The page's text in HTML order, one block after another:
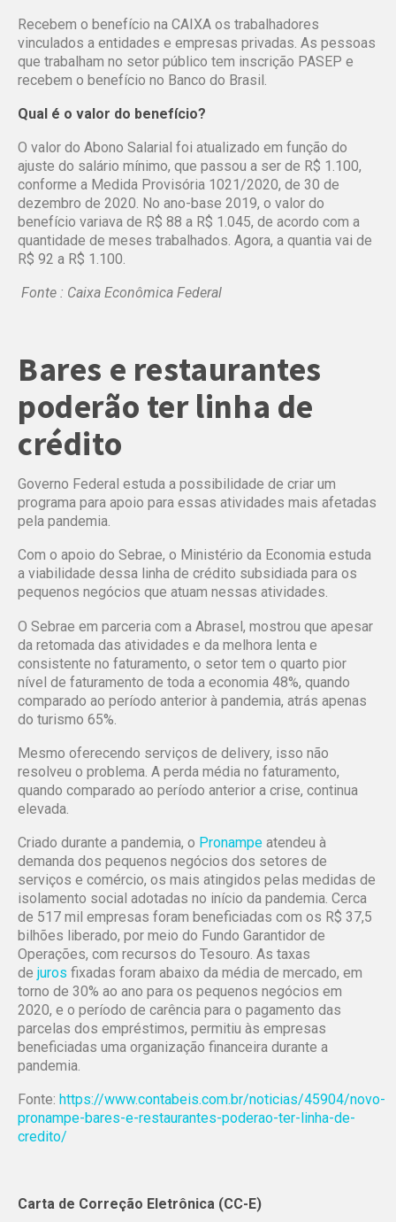
Recebem o benefício na CAIXA os trabalhadores
vinculados a entidades e empresas privadas. As pessoas
que trabalham no setor público tem inscrição PASEP e
recebem o benefício no Banco do Brasil.
Qual é o valor do benefício?
O valor do Abono Salarial foi atualizado em função do
ajuste do salário mínimo, que passou a ser de R$ 1.100,
conforme a Medida Provisória 1021/2020, de 30 de
dezembro de 2020. No ano-base 2019, o valor do
benefício variava de R$ 88 a R$ 1.045, de acordo com a
quantidade de meses trabalhados. Agora, a quantia vai de
R$ 92 a R$ 1.100.
Fonte : Caixa Econômica Federal
Bares e restaurantes
poderão ter linha de
crédito
Governo Federal estuda a possibilidade de criar um
programa para apoio para essas atividades mais afetadas
pela pandemia.
Com o apoio do Sebrae, o Ministério da Economia estuda
a viabilidade dessa linha de crédito subsidiada para os
pequenos negócios que atuam nessas atividades.
O Sebrae em parceria com a Abrasel, mostrou que apesar
da retomada das atividades e da melhora lenta e
consistente no faturamento, o setor tem o quarto pior
nível de faturamento de toda a economia 48%, quando
comparado ao período anterior à pandemia, atrás apenas
do turismo 65%.
Mesmo oferecendo serviços de delivery, isso não
resolveu o problema. A perda média no faturamento,
quando comparado ao período anterior a crise, continua
elevada.
Criado durante a pandemia, o Pronampe atendeu à
demanda dos pequenos negócios dos setores de
serviços e comércio, os mais atingidos pelas medidas de
isolamento social adotadas no início da pandemia. Cerca
de 517 mil empresas foram beneficiadas com os R$ 37,5
bilhões liberado, por meio do Fundo Garantidor de
Operações, com recursos do Tesouro. As taxas
de juros fixadas foram abaixo da média de mercado, em
torno de 30% ao ano para os pequenos negócios em
2020, e o período de carência para o pagamento das
parcelas dos empréstimos, permitiu às empresas
beneficiadas uma organização financeira durante a
pandemia.
Fonte: https://www.contabeis.com.br/noticias/45904/novo-
pronampe-bares-e-restaurantes-poderao-ter-linha-de-
credito/
Carta de Correção Eletrônica (CC-E)